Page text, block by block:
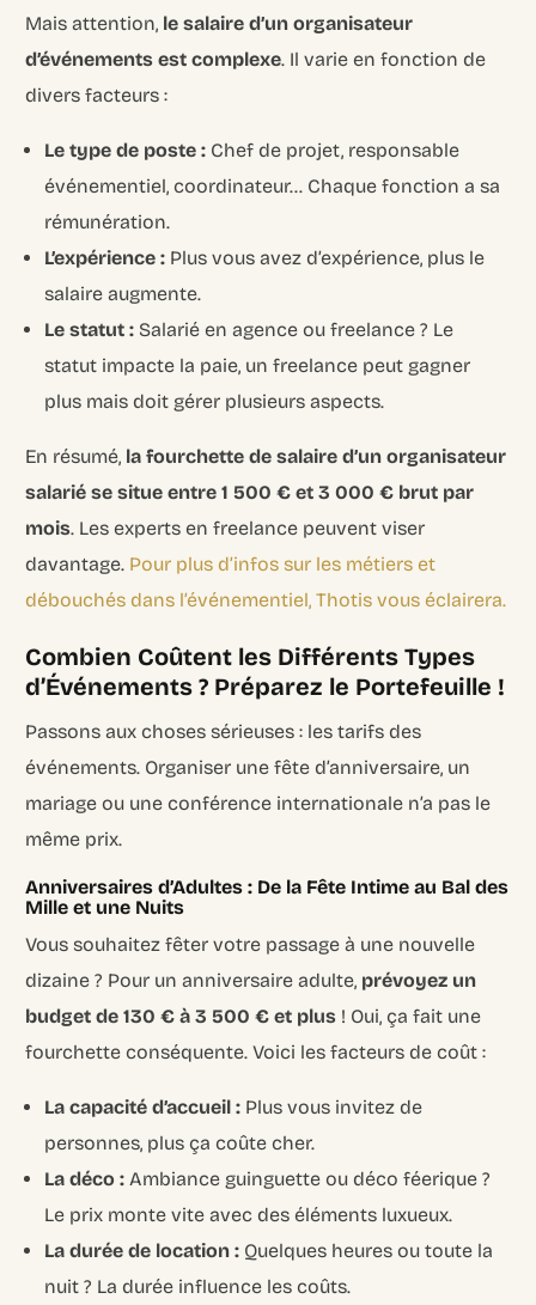
Mais attention, le salaire d’un organisateur
d’événements est complexe. Il varie en fonction de
divers facteurs :
Le type de poste : Chef de projet, responsable
événementiel, coordinateur… Chaque fonction a sa
rémunération.
L’expérience : Plus vous avez d’expérience, plus le
salaire augmente.
Le statut : Salarié en agence ou freelance ? Le
statut impacte la paie, un freelance peut gagner
plus mais doit gérer plusieurs aspects.
En résumé, la fourchette de salaire d’un organisateur
salarié se situe entre 1 500 € et 3 000 € brut par
mois. Les experts en freelance peuvent viser
davantage. Pour plus d’infos sur les métiers et
débouchés dans l’événementiel, Thotis vous éclairera.
Combien Coûtent les Différents Types
d’Événements ? Préparez le Portefeuille !
Passons aux choses sérieuses : les tarifs des
événements. Organiser une fête d’anniversaire, un
mariage ou une conférence internationale n’a pas le
même prix.
Anniversaires d’Adultes : De la Fête Intime au Bal des
Mille et une Nuits
Vous souhaitez fêter votre passage à une nouvelle
dizaine ? Pour un anniversaire adulte, prévoyez un
budget de 130 € à 3 500 € et plus ! Oui, ça fait une
fourchette conséquente. Voici les facteurs de coût :
La capacité d’accueil : Plus vous invitez de
personnes, plus ça coûte cher.
La déco : Ambiance guinguette ou déco féerique ?
Le prix monte vite avec des éléments luxueux.
La durée de location : Quelques heures ou toute la
nuit ? La durée influence les coûts.